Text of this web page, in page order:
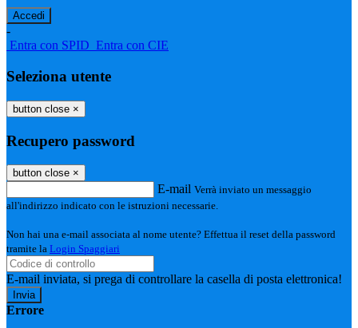
-
Entra con SPID Entra con CIE
Seleziona utente
button close ×
Recupero password
button close ×
E-mail Verrà inviato un messaggio
all'indirizzo indicato con le istruzioni necessarie.
Non hai una e-mail associata al nome utente? Effettua il reset della password
tramite la Login Spaggiari
E-mail inviata, si prega di controllare la casella di posta elettronica!
Errore